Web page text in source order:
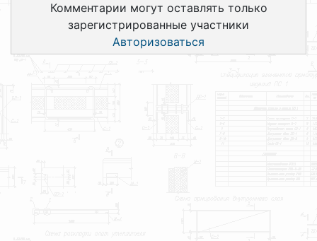
Комментарии могут оставлять только
зарегистрированные участники
Авторизоваться